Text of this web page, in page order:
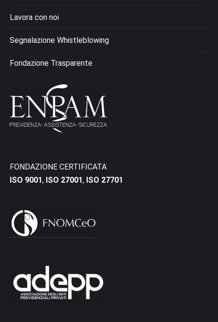
Lavora con noi
Segnalazione Whistleblowing
Fondazione Trasparente
FONDAZIONE CERTIFICATA
ISO 9001, ISO 27001, ISO 27701